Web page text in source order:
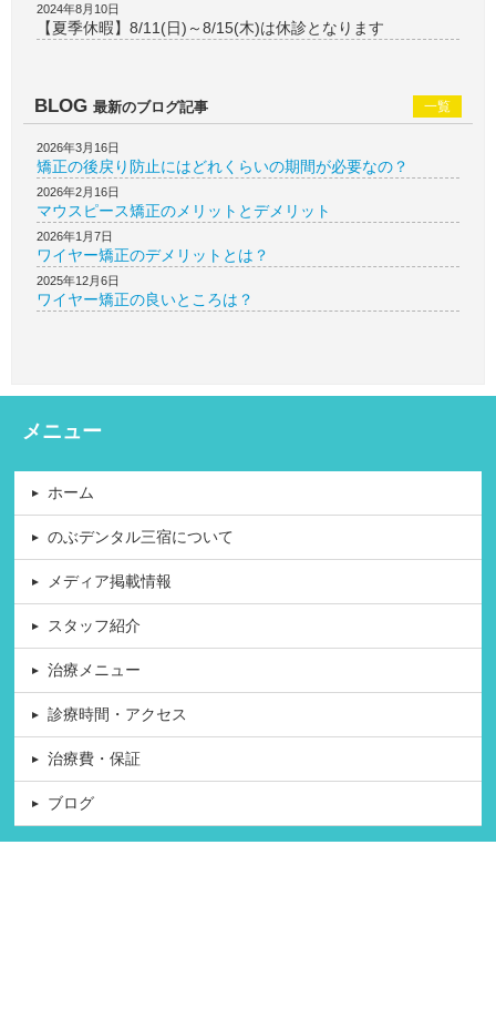
2024年8月10日
【夏季休暇】8/11(日)～8/15(木)は休診となります
BLOG 最新のブログ記事 一覧
2026年3月16日
矯正の後戻り防止にはどれくらいの期間が必要なの？
2026年2月16日
マウスピース矯正のメリットとデメリット
2026年1月7日
ワイヤー矯正のデメリットとは？
2025年12月6日
ワイヤー矯正の良いところは？
メニュー
ホーム
のぶデンタル三宿について
メディア掲載情報
スタッフ紹介
治療メニュー
診療時間・アクセス
治療費・保証
ブログ